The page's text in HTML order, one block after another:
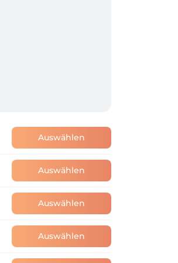
Auswählen
Auswählen
Auswählen
Auswählen